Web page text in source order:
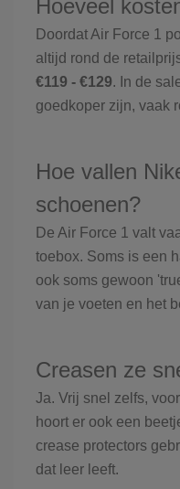
Hoeveel
Doordat Air Force 1
altijd rond de
€119 - €129. In de
goedkoper zijn, vaak
Hoe vallen
schoenen?
De Air Force 1 valt
toebox. Soms is een
ook soms gewoon
van je voeten en het
Creasen ze
Ja. Vrij snel zelfs,
hoort er ook een
crease protectors
dat leer leeft.